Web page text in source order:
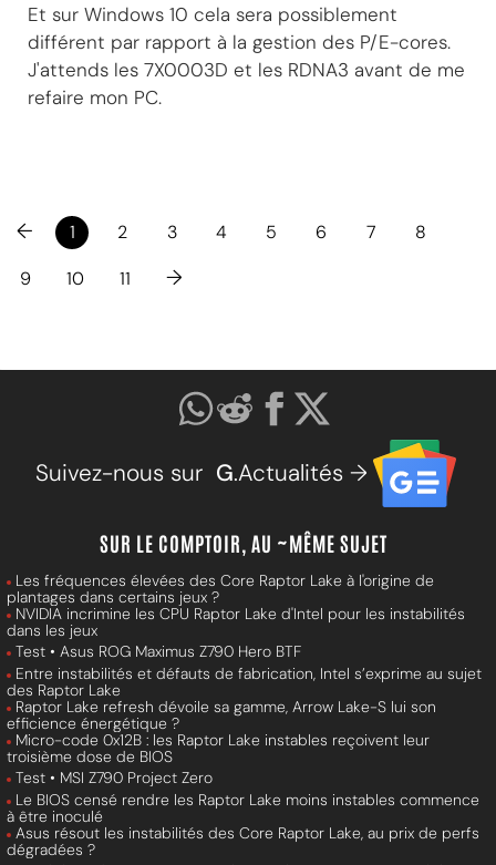
Et sur Windows 10 cela sera possiblement
différent par rapport à la gestion des P/E-cores.
J'attends les 7X0003D et les RDNA3 avant de me
refaire mon PC.
← 1 2 3 4 5 6 7
8
9
10 11 →
Suivez-nous sur G.Actualités →
SUR LE COMPTOIR, AU ~MÊME SUJET
Les fréquences élevées des Core Raptor Lake à l'origine de
plantages dans certains jeux ?
NVIDIA incrimine les CPU Raptor Lake d'Intel pour les instabilités
dans les jeux
Test • Asus ROG Maximus Z790 Hero BTF
Entre instabilités et défauts de fabrication, Intel s’exprime au sujet
des Raptor Lake
Raptor Lake refresh dévoile sa gamme, Arrow Lake-S lui son
efficience énergétique ?
Micro-code 0x12B : les Raptor Lake instables reçoivent leur
troisième dose de BIOS
Test • MSI Z790 Project Zero
Le BIOS censé rendre les Raptor Lake moins instables commence
à être inoculé
Asus résout les instabilités des Core Raptor Lake, au prix de perfs
dégradées ?